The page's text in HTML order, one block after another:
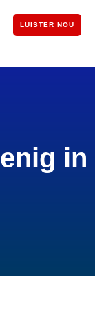
LUISTER NOU
in